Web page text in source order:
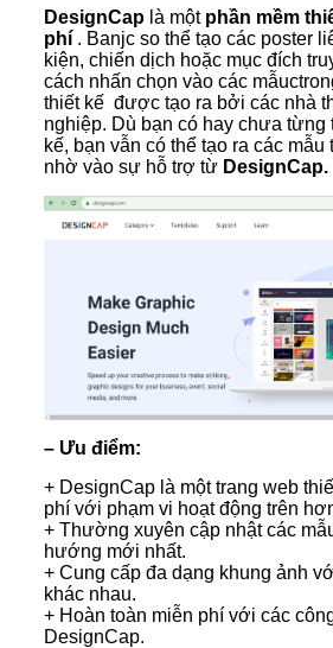
DesignCaplà một phần mềm
phí. Banjc so thể tạo các poster
kiện, chiến dịch hoặc mục đích
cách nhấn chọn vào các
thiết kế được tạo ra bởi các nhà
nghiệp. Dù bạn có hay chưa từng
kế, bạn vẫn có thể tạo ra các mẫu
nhờ vào sự hỗ trợ từDesignCap.
– Ưu điểm:
+ DesignCap là một trang web
phí với phạm vi hoạt động trên
+ Thường xuyên cập nhật các
hướng mới nhất.
+ Cung cấp đa dạng khung ảnh
khác nhau.
+ Hoàn toàn miễn phí với các
DesignCap.